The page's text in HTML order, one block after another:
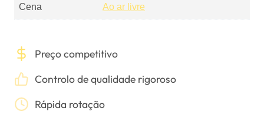
Cena Ao ar livre
Preço competitivo
Controlo de qualidade rigoroso
Rápida rotação